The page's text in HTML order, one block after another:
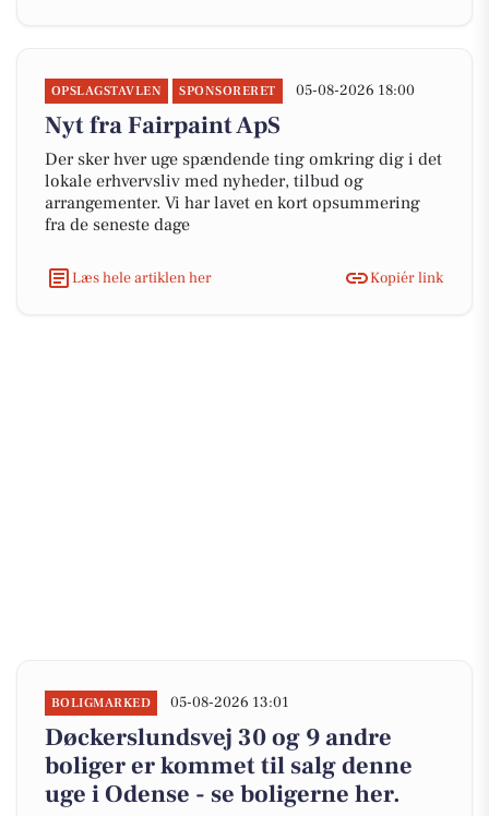
OPSLAGSTAVLEN SPONSORERET 05-08-2026 18:00
Nyt fra Fairpaint ApS
Der sker hver uge spændende ting omkring dig i det
lokale erhvervsliv med nyheder, tilbud og
arrangementer. Vi har lavet en kort opsummering
fra de seneste dage
Læs hele artiklen her Kopiér link
BOLIGMARKED 05-08-2026 13:01
Døckerslundsvej 30 og 9 andre
boliger er kommet til salg denne
uge i Odense - se boligerne her.